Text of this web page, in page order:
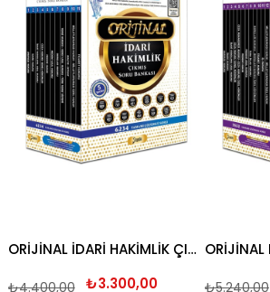
ORİJİNAL İDARİ HAKİMLİK ÇIKMIŞ SORU BANKASI SETİ 2026
₺3.300,00
₺4.400,00 ₺5.240,00